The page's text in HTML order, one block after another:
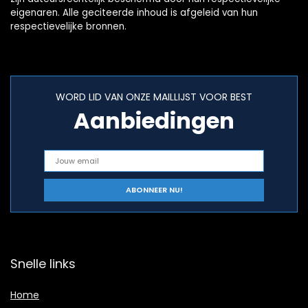
eigenaren. Alle geciteerde inhoud is afgeleid van hun
respectievelijke bronnen.
WORD LID VAN ONZE MAILLIJST VOOR BEST
Aanbiedingen
Snelle links
Home